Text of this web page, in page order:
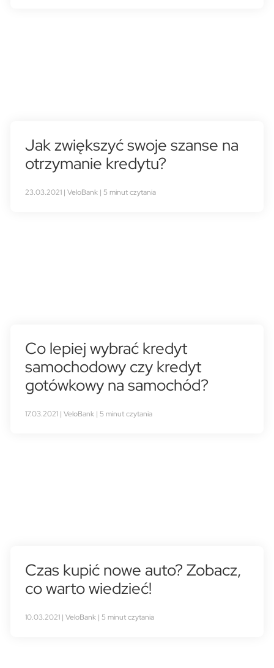
Jak zwiększyć swoje szanse na
otrzymanie kredytu?
23.03.2021 | VeloBank | 5 minut czytania
Co lepiej wybrać kredyt
samochodowy czy kredyt
gotówkowy na samochód?
17.03.2021 | VeloBank | 5 minut czytania
Czas kupić nowe auto? Zobacz,
co warto wiedzieć!
10.03.2021 | VeloBank | 5 minut czytania